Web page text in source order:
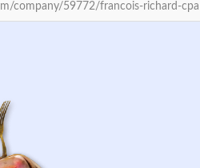
company/59772/francois-richard-cpa